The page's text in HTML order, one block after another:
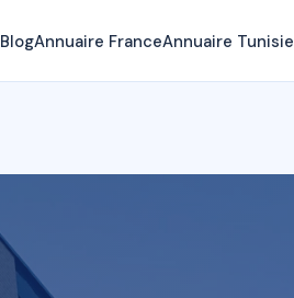
BlogAnnuaire FranceAnnuaire Tunisie